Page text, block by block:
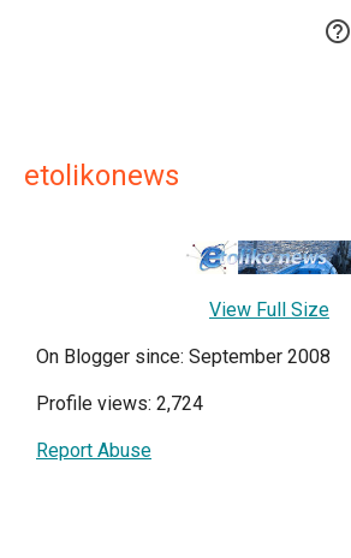

etolikonews
View Full Size
On Blogger since: September 2008
Profile views: 2,724
Report Abuse